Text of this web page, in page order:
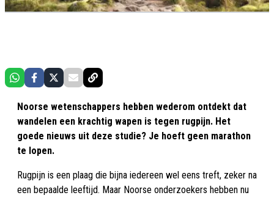
Noorse wetenschappers hebben wederom ontdekt dat
wandelen een krachtig wapen is tegen rugpijn. Het
goede nieuws uit deze studie? Je hoeft geen marathon
te lopen.
Rugpijn is een plaag die bijna iedereen wel eens treft, zeker na
een bepaalde leeftijd. Maar Noorse onderzoekers hebben nu